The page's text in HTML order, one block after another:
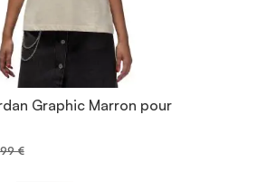
Graphic Marron pour
€